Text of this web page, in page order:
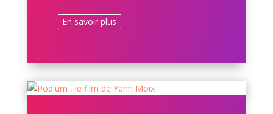
En savoir plus